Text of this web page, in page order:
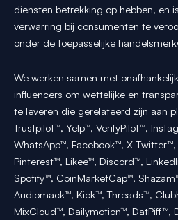
diensten betrekking op hebben, en
verwarring bij consumenten te
onder de toepasselijke
We werken samen met
influencers om wettelijke en
te leveren die gerelateerd zijn aan
Trustpilot™, Yelp™, VerifyPilot™,
WhatsApp™, Facebook™, X-
Pinterest™, Likee™, Discord™,
Spotify™, CoinMarketCap™,
Audiomack™, Kick™, Threads™,
MixCloud™, Dailymotion™, DatPiff™,